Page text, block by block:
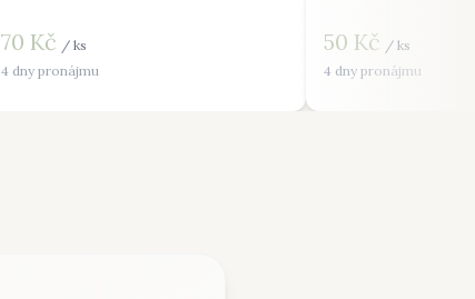
70 Kč / ks
4 dny pronájmu
50 Kč / ks
4 dny pronájmu